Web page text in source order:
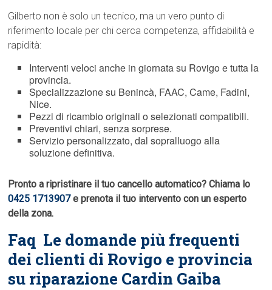
Gilberto non è solo un tecnico, ma un vero punto di
riferimento locale per chi cerca competenza, affidabilità e
rapidità:
Interventi veloci anche in giornata su Rovigo e tutta la
provincia.
Specializzazione su Benincà, FAAC, Came, Fadini,
Nice.
Pezzi di ricambio originali o selezionati compatibili.
Preventivi chiari, senza sorprese.
Servizio personalizzato, dal sopralluogo alla
soluzione definitiva.
Pronto a ripristinare il tuo cancello automatico? Chiama lo
0425 1713907e prenota il tuo intervento con un esperto
della zona.
Faq  Le domande più frequenti
dei clienti di Rovigo e provincia
su riparazione Cardin Gaiba